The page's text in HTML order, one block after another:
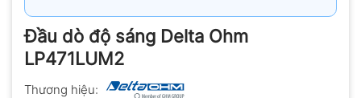
Đầu dò độ sáng Delta Ohm
LP471LUM2
Thương hiệu: